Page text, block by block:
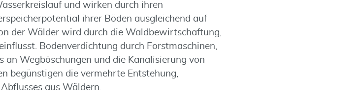
und wirken durch ihren
ihrer Böden ausgleichend auf
der Wälder wird durch die Waldbewirtschaftung,
Bodenverdichtung durch Forstmaschinen,
an Wegböschungen und die Kanalisierung von
begünstigen die vermehrte Entstehung,
aus Wäldern.